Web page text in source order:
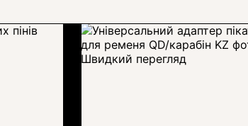
Швидкий перегляд